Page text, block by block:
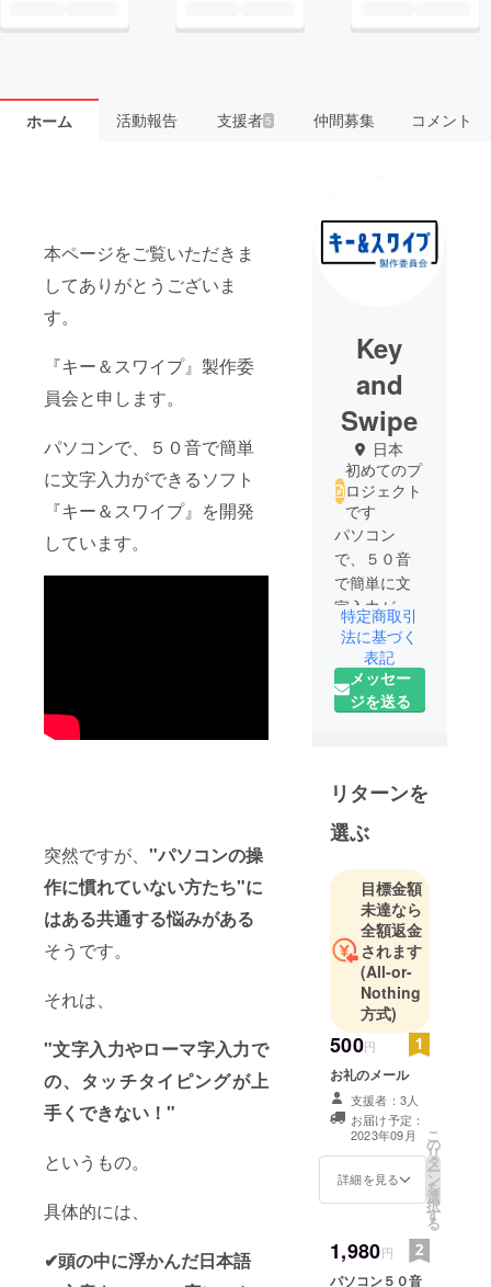
ホーム 活動報告 支援者5 仲間募集 コメント
本ページをご覧いただきま
してありがとうございま
す。
『キー＆スワイプ』製作委
員会と申します。
パソコンで、５０音で簡単
に文字入力ができるソフト
『キー＆スワイプ』を開発
しています。
突然ですが、 "パソコンの操
作に慣れていない方たち"に
はある共通する悩みがある
そうです。
それは、
"文字入力やローマ字入力で
の、タッチタイピングが上
手くできない！"
というもの。
具体的には、
✔頭の中に浮かんだ日本語
Key
and
Swipe
日本
初めてのプ
ロジェクト
です
パソコン
で、５０音
で簡単に文
字入力がで
きるソフト
『キー＆ス
ワイプ』を
開発してい
単にタイピ
ングできる
方法を研究
中です。
特定商取引
法に基づく
表記
メッセー
ジを送る
リターンを
選ぶ
目標金額
未達なら
全額返金
されます
(All-or-
Nothing
方式)
500円
お礼のメール
支援者：3人
お届け予定：
2023年09月
詳細を見る
こ
の
リ
タ
ー
ン
を
選
択
す
る
1,980円
パソコン５０音